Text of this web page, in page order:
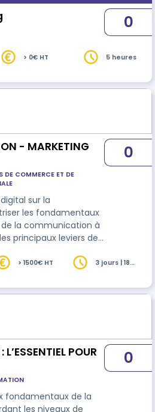
0
> 0€ HT 5 heures
- MARKETING
DE COMMERCE ET DE
sur la
les fondamentaux
de la communication à
principaux leviers de
0
> 1500€ HT
3 jours | 18
POUR
fondamentaux de la
les niveaux de
0